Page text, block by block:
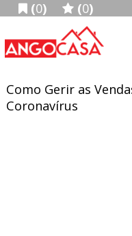
(0) (0)
Como Gerir as
Coronavírus